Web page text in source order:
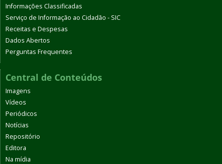
Informações Classificadas
Serviço de Informação ao Cidadão - SIC
Receitas e Despesas
Dados Abertos
Perguntas Frequentes
Central de Conteúdos
Imagens
Vídeos
Periódicos
Notícias
Repositório
Editora
Na mídia